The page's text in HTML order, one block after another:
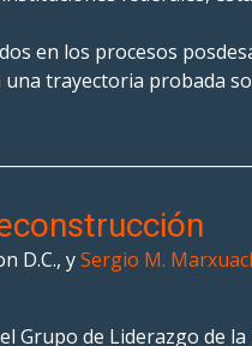
en los procesos
trayectoria probada
D.C., ySergio M.
Grupo de Liderazgo de la